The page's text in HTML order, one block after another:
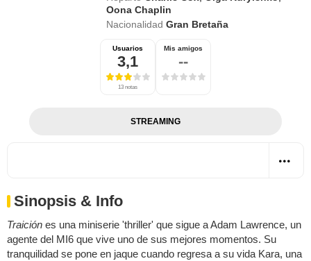
Oona Chaplin
Nacionalidad Gran Bretaña
Usuarios
3,1
13 notas
Mis amigos
--
STREAMING
Sinopsis & Info
Traición es una miniserie 'thriller' que sigue a Adam Lawrence, un
agente del MI6 que vive uno de sus mejores momentos. Su
tranquilidad se pone en jaque cuando regresa a su vida Kara, una